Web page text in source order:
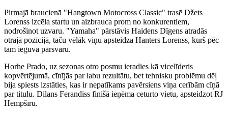
Pirmajā braucienā "Hangtown Motocross Classic" trasē Džets
Lorenss izcēla startu un aizbrauca prom no konkurentiem,
nodrošinot uzvaru. "Yamaha" pārstāvis Haidens Dīgens atradās
otrajā pozīcijā, taču vēlāk viņu apsteidza Hanters Lorenss, kurš pēc
tam ieguva pārsvaru.
Horhe Prado, uz sezonas otro posmu ieradies kā vicelīderis
kopvērtējumā, cīnījās par labu rezultātu, bet tehnisku problēmu dēļ
bija spiests izstāties, kas ir nepatīkams pavērsiens viņa cerībām cīņā
par titulu. Dilans Ferandiss finišā ieņēma ceturto vietu, apsteidzot RJ
Hempšīru.